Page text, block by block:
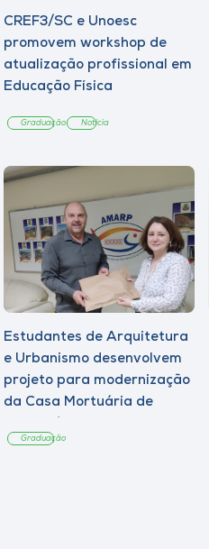
CREF3/SC e Unoesc
promovem workshop de
atualização profissional em
Educação Física
Graduação Notícia
Estudantes de Arquitetura
e Urbanismo desenvolvem
projeto para modernização
da Casa Mortuária de
Graduação